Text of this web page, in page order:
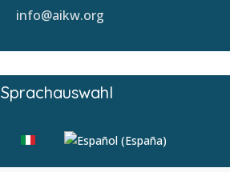
info@aikw.org
Sprachauswahl